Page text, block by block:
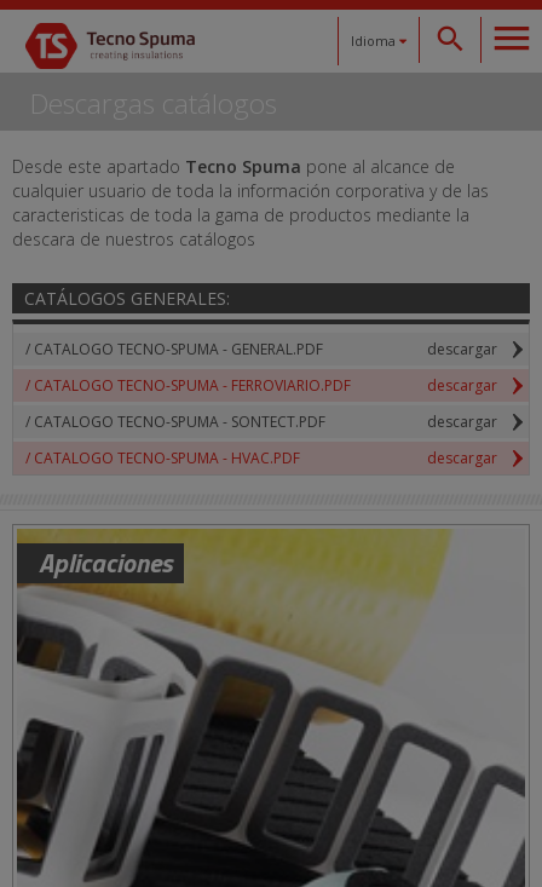
Idioma
Español
Català
English
Français
Deutsch
Descargas catálogos
Desde este apartado Tecno Spuma pone al alcance de
cualquier usuario de toda la información corporativa y de las
caracteristicas de toda la gama de productos mediante la
descara de nuestros catálogos
CATÁLOGOS GENERALES:
/ CATALOGO TECNO-SPUMA - GENERAL.PDF
descargar
/ CATALOGO TECNO-SPUMA - FERROVIARIO.PDF
descargar
/ CATALOGO TECNO-SPUMA - SONTECT.PDF
descargar
/ CATALOGO TECNO-SPUMA - HVAC.PDF
descargar
Aplicaciones